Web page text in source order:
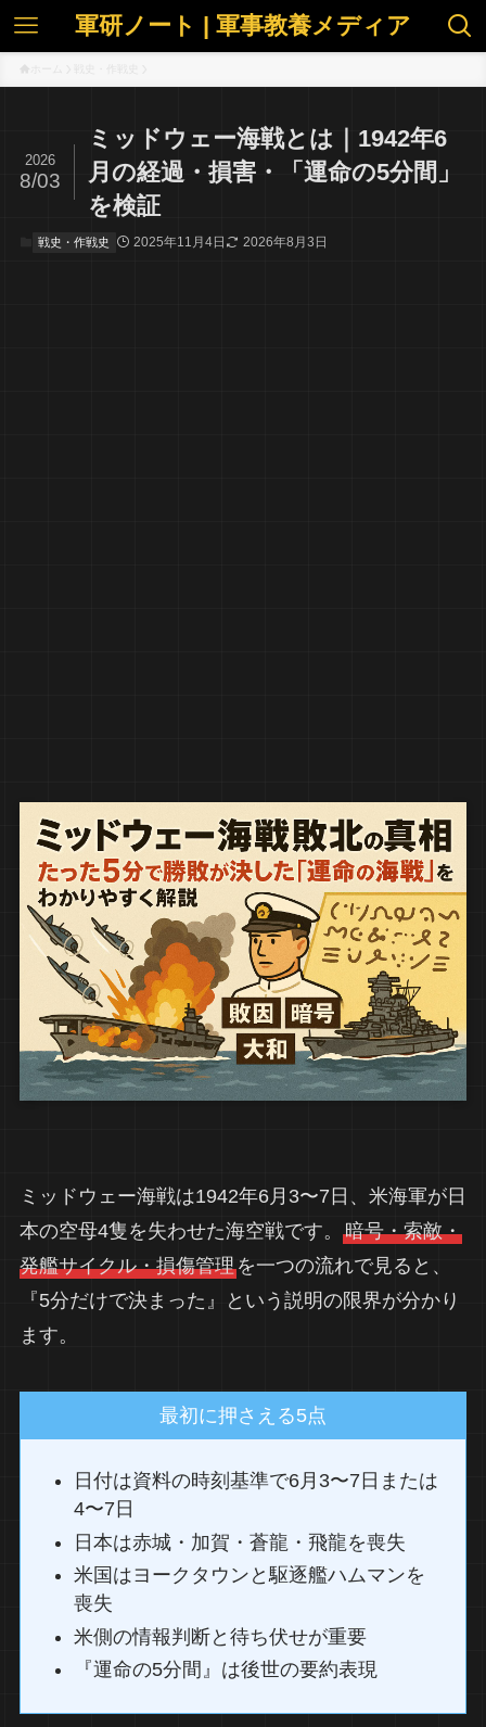
軍研ノート | 軍事教養メディア
ミッドウェー海戦とは｜1942年6
月の経過・損害・「運命の5分間」
を検証
2026
8/03
戦史・作戦史 2025年11月4日 2026年8月3日
ミッドウェー海戦は1942年6月3〜7日、米海軍が日
本の空母4隻を失わせた海空戦です。 暗号・索敵・
発艦サイクル・損傷管理を一つの流れで見ると、
『5分だけで決まった』という説明の限界が分かり
ます。
最初に押さえる5点
日付は資料の時刻基準で6月3〜7日または
4〜7日
日本は赤城・加賀・蒼龍・飛龍を喪失
米国はヨークタウンと駆逐艦ハムマンを
喪失
米側の情報判断と待ち伏せが重要
『運命の5分間』は後世の要約表現